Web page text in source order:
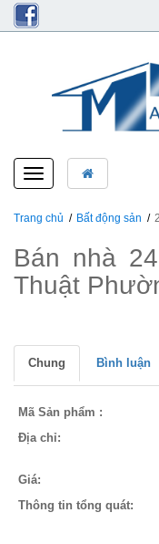
Toggle
navigation
Trang chủ Bất động sản
Bán nhà
Thuật
Chung Bình luận
Mã Sản phẩm :
Địa chỉ:
Giá:
Thông tin tổng quát: